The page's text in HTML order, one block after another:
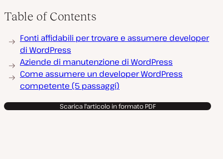
Table of Contents
Fonti affidabili per trovare e assumere developer
di WordPress
Aziende di manutenzione di WordPress
Come assumere un developer WordPress
competente (5 passaggi)
Scarica l'articolo in formato PDF